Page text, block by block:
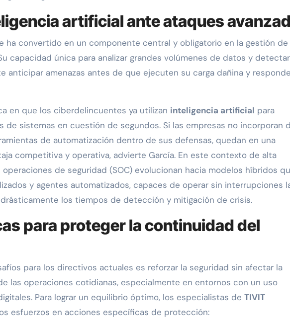
artificial ante ataques
ha convertido en un componente central y obligatorio en la gestión de
capacidad única para analizar grandes volúmenes de datos y detectar
anticipar amenazas antes de que ejecuten su carga dañina y
en que los ciberdelincuentes ya utilizan inteligencia artificial para
de sistemas en cuestión de segundos. Si las empresas no incorporan
de automatización dentro de sus defensas, quedan en una
competitiva y operativa, advierte García. En este contexto de alta
de seguridad (SOC) evolucionan hacia modelos híbridos
y agentes automatizados, capaces de operar sin interrupciones
los tiempos de detección y mitigación de crisis.
para proteger la continuidad del
para los directivos actuales es reforzar la seguridad sin afectar la
las operaciones cotidianas, especialmente en entornos con un uso
Para lograr un equilibrio óptimo, los especialistas de TIVIT
esfuerzos en acciones específicas de protección: